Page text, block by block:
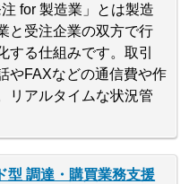
for 製造業」とは製造
と受注企業の双方で行
する仕組みです。取引
やFAXなどの通信費や作
リアルタイムな状況管
型 調達・購買業務支援